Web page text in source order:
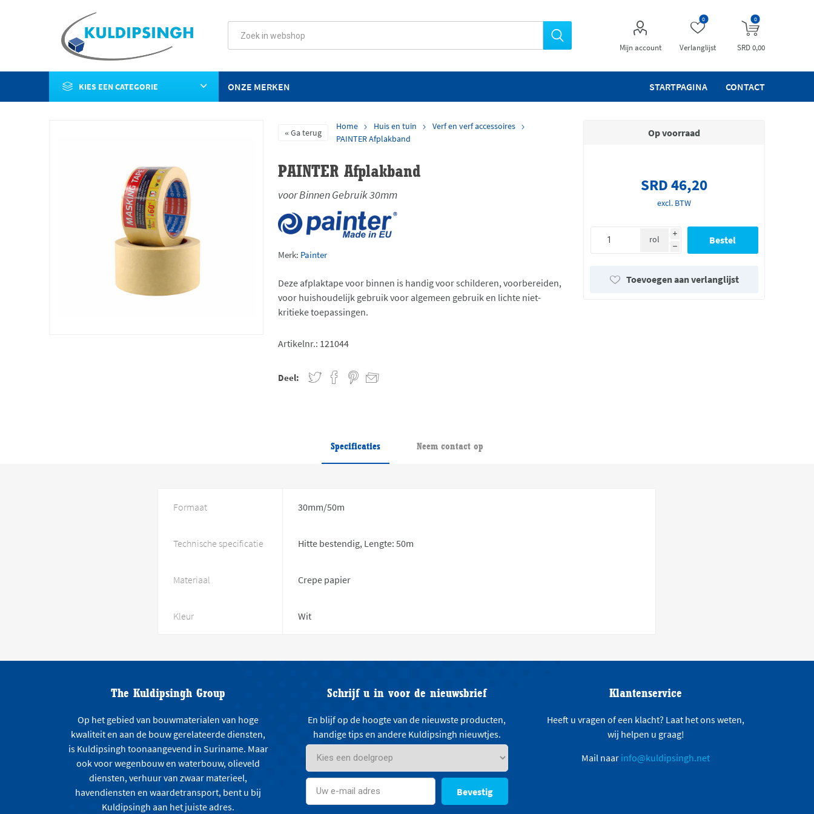
Mijn account Verlanglijst
0 0
SRD 0,00
KIES EEN CATEGORIE STARTPAGINA CONTACT
ONZE MERKEN
Ga terug
Home Huis en tuin
Verf en verf accessoires
PAINTER Afplakband
PAINTER Afplakband
voor Binnen Gebruik 30mm
Merk: Painter
Deze afplaktape voor binnen is handig voor schilderen, voorbereiden,
voor huishoudelijk gebruik voor algemeen gebruik en lichte niet-
kritieke toepassingen.
Artikelnr.: 121044
Deel:
Op voorraad
SRD 46,20
excl. BTW
i
h
rol
Toevoegen aan verlanglijst
Specificaties Neem contact op
Formaat 30mm/50m
Technische specificatie Hitte bestendig, Lengte: 50m
Materiaal Crepe papier
Kleur Wit
The Kuldipsingh Group
Op het gebied van bouwmaterialen van hoge
kwaliteit en aan de bouw gerelateerde diensten,
is Kuldipsingh toonaangevend in Suriname. Maar
ook voor wegenbouw en waterbouw, olieveld
diensten, verhuur van zwaar materieel,
havendiensten en waardetransport, bent u bij
Kuldipsingh aan het juiste adres.
Schrijf u in voor de nieuwsbrief
En blijf op de hoogte van de nieuwste producten,
handige tips en andere Kuldipsingh nieuwtjes.
Bevestig
Klantenservice
Heeft u vragen of een klacht? Laat het ons weten,
wij helpen u graag!
Mail naar info@kuldipsingh.net